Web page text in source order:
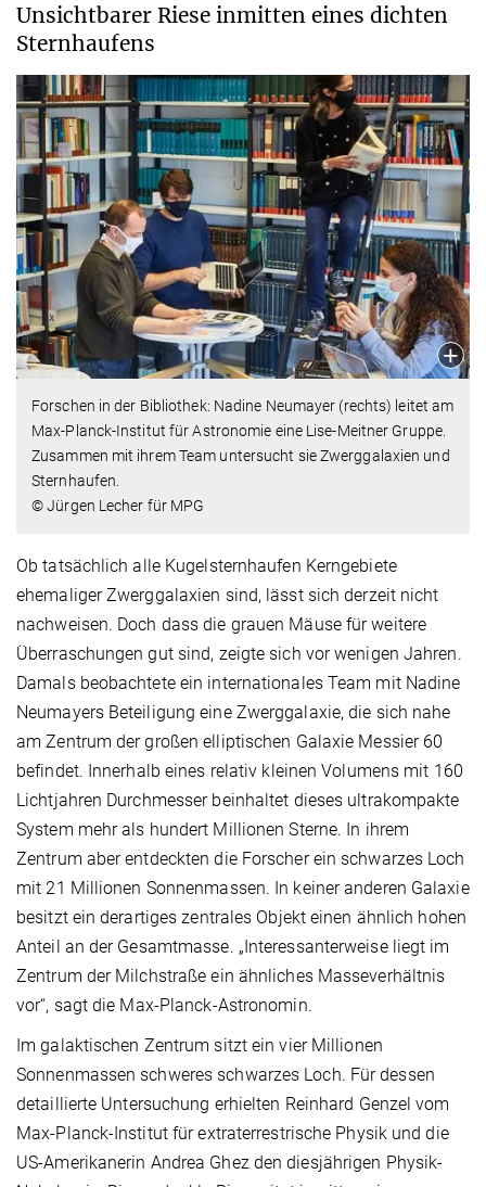
Unsichtbarer Riese inmitten eines dichten
Sternhaufens
Forschen in der Bibliothek: Nadine Neumayer (rechts) leitet am
Max-Planck-Institut für Astronomie eine Lise-Meitner Gruppe.
Zusammen mit ihrem Team untersucht sie Zwerggalaxien und
Sternhaufen.
© Jürgen Lecher für MPG
Ob tatsächlich alle Kugelsternhaufen Kerngebiete
ehemaliger Zwerggalaxien sind, lässt sich derzeit nicht
nachweisen. Doch dass die grauen Mäuse für weitere
Überraschungen gut sind, zeigte sich vor wenigen Jahren.
Damals beobachtete ein internationales Team mit Nadine
Neumayers Beteiligung eine Zwerggalaxie, die sich nahe
am Zentrum der großen elliptischen Galaxie Messier 60
befindet. Innerhalb eines relativ kleinen Volumens mit 160
Lichtjahren Durchmesser beinhaltet dieses ultrakompakte
System mehr als hundert Millionen Sterne. In ihrem
Zentrum aber entdeckten die Forscher ein schwarzes Loch
mit 21 Millionen Sonnenmassen. In keiner anderen Galaxie
besitzt ein derartiges zentrales Objekt einen ähnlich hohen
Anteil an der Gesamtmasse. „Interessanterweise liegt im
Zentrum der Milchstraße ein ähnliches Masseverhältnis
vor“, sagt die Max-Planck-Astronomin.
Im galaktischen Zentrum sitzt ein vier Millionen
Sonnenmassen schweres schwarzes Loch. Für dessen
detaillierte Untersuchung erhielten Reinhard Genzel vom
Max-Planck-Institut für extraterrestrische Physik und die
US-Amerikanerin Andrea Ghez den diesjährigen Physik-